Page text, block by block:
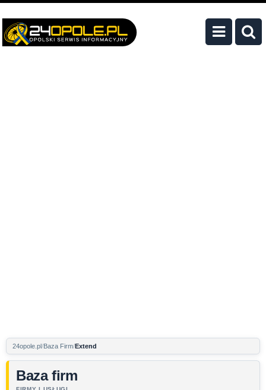
24opole.pl Baza Firm Extend
Baza firm